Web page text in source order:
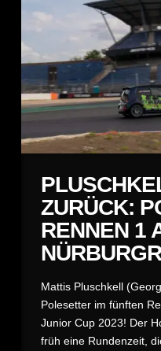
ZURÜCK:
RENNEN 1
Mattis Pluschkell
Polesetter im fünften
Junior Cup 2023! Der
früh eine Rundenzeit,